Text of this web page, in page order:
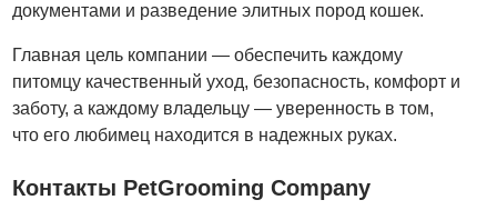
документами и разведение элитных пород кошек.
Главная цель компании — обеспечить каждому
питомцу качественный уход, безопасность, комфорт и
заботу, а каждому владельцу — уверенность в том,
что его любимец находится в надежных руках.
Контакты PetGrooming Company